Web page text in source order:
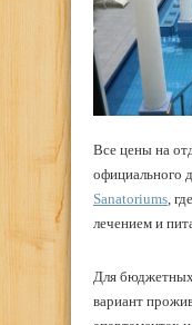
Все цены на
официального
Sanatoriums,
лечением и
Для бюджетных
вариант